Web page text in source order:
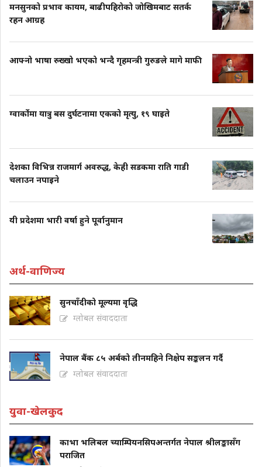
मनसुनको प्रभाव कायम, बाढीपहिरोको जोखिमबाट सतर्क
रहन आग्रह
आफ्नो भाषा रुख्खो भएको भन्दै गृहमन्त्री गुरुङले मागे माफी
ग्वार्कोमा यात्रु बस दुर्घटनामा एकको मृत्यु, १९ घाइते
देशका विभिन्न राजमार्ग अवरुद्ध, केही सडकमा राति गाडी
चलाउन नपाइने
यी प्रदेशमा भारी वर्षा हुने पूर्वानुमान
अर्थ-वाणिज्य
सुनचाँदीको मूल्यमा वृद्धि
ग्लोबल संवाददाता
नेपाल बैंक ८५ अर्बको तीनमहिने निक्षेप सङ्कलन गर्दै
ग्लोबल संवाददाता
युवा-खेलकुद
काभा भलिबल च्याम्पियनसिपअन्तर्गत नेपाल श्रीलङ्कासँग
पराजित